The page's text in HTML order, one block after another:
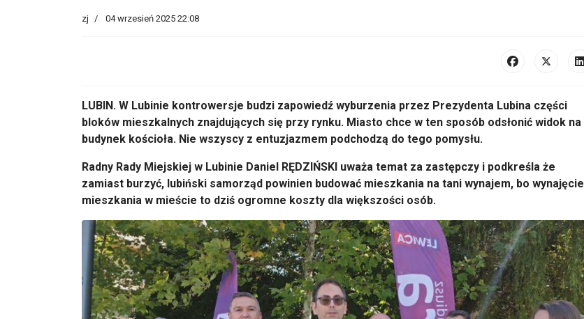
zj 04 wrzesień 2025 22:08
LUBIN. W Lubinie kontrowersje budzi zapowiedź wyburzenia przez Prezydenta Lubina części
bloków mieszkalnych znajdujących się przy rynku. Miasto chce w ten sposób odsłonić widok na
budynek kościoła. Nie wszyscy z entuzjazmem podchodzą do tego pomysłu.
Radny Rady Miejskiej w Lubinie Daniel RĘDZIŃSKI uważa temat za zastępczy i podkreśla że
zamiast burzyć, lubiński samorząd powinien budować mieszkania na tani wynajem, bo wynajęcie
mieszkania w mieście to dziś ogromne koszty dla większości osób.